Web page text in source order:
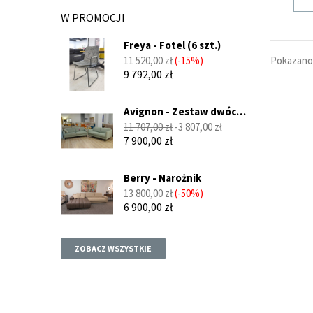
W PROMOCJI
Freya - Fotel (6 szt.)
Cena
podstawowa
11 520,00 zł -15%
9 792,00 zł
Avignon - Zestaw dwóch
sof...
Cena
podstawowa
11 707,00 zł -3 807,00 złCena
7 900,00 zł
Berry - Narożnik
Cena
podstawowa
13 800,00 zł -50%
6 900,00 zł
ZOBACZ WSZYSTKIE